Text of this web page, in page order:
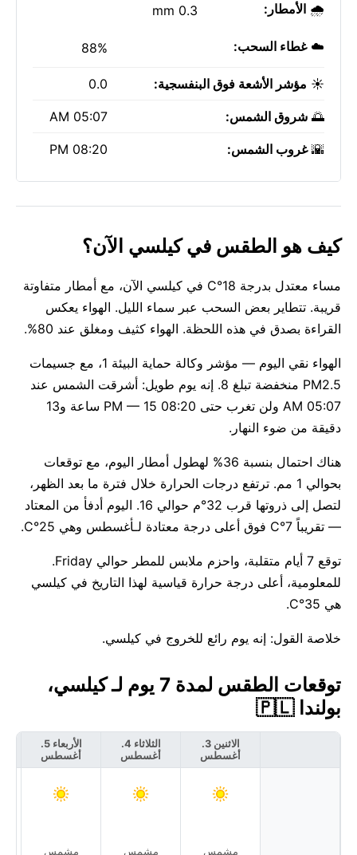
🌧️ الأمطار: 0.3 mm
☁️غطاء السحب: 88%
☀️ مؤشر الأشعة فوق البنفسجية: 0.0
🌅 شروق الشمس: 05:07 AM
🌇غروب الشمس: 08:20 PM
كيف هو الطقس في كيلسي الآن؟
مساء معتدل بدرجة 18°C في كيلسي الآن، مع أمطار متفاوتة
قريبة. تتطاير بعض السحب عبر سماء الليل. الهواء يعكس
القراءة بصدق في هذه اللحظة. الهواء كثيف ومغلق عند 80%.
الهواء نقي اليوم — مؤشر وكالة حماية البيئة 1، مع جسيمات
PM2.5 منخفضة تبلغ 8. إنه يوم طويل: أشرقت الشمس عند
05:07 AM ولن تغرب حتى 08:20 PM — 15 ساعة و13
دقيقة من ضوء النهار.
هناك احتمال بنسبة 36% لهطول أمطار اليوم، مع توقعات
بحوالي 1 مم. ترتفع درجات الحرارة خلال فترة ما بعد الظهر،
لتصل إلى ذروتها قرب 32°م حوالي 16. اليوم أدفأ من المعتاد
— تقريباً 7°C فوق أعلى درجة معتادة لـأغسطس وهي 25°C.
توقع 7 أيام متقلبة، واحزم ملابس للمطر حوالي Friday.
للمعلومية، أعلى درجة حرارة قياسية لهذا التاريخ في كيلسي
هي 35°C.
خلاصة القول: إنه يوم رائع للخروج في كيلسي.
توقعات الطقس لمدة 7 يوم لـ كيلسي،
بولندا 🇵🇱
الاثنين 3.
أغسطس
مشمس
الثلاثاء 4.
أغسطس
مشمس
الأربعاء 5.
أغسطس
مشمس